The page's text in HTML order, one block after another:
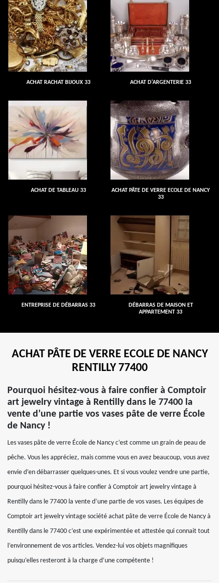
ACHAT RACHAT BIJOUX 33 ACHAT D'ARGENTERIE 33
ACHAT DE TABLEAU 33
ACHAT PÂTE DE VERRE ECOLE DE NANCY
33
ENTREPRISE DE DÉBARRAS 33
DÉBARRAS DE MAISON ET
APPARTEMENT 33
ACHAT PÂTE DE VERRE ECOLE DE NANCY
RENTILLY 77400
Pourquoi hésitez-vous à faire confier à Comptoir
art jewelry vintage à Rentilly dans le 77400 la
vente d’une partie vos vases pâte de verre École
de Nancy !
Les vases pâte de verre École de Nancy c’est comme un grain de peau de
pêche. Vous les appréciez, mais comme vous en avez beaucoup, vous avez
envie d’en débarrasser quelques-unes. Et si vous voulez vendre une partie,
pourquoi hésitez-vous à faire confier à Comptoir art jewelry vintage à
Rentilly dans le 77400 la vente d’une partie de vos vases. Les équipes de
Comptoir art jewelry vintage société achat pâte de verre École de Nancy à
Rentilly dans le 77400 c’est une expérimentée et attestée qui connait tout
l’environnement de vos articles. Vendez-lui vos objets magnifiques
puisqu’elles resteront à la charge d’une compétente !